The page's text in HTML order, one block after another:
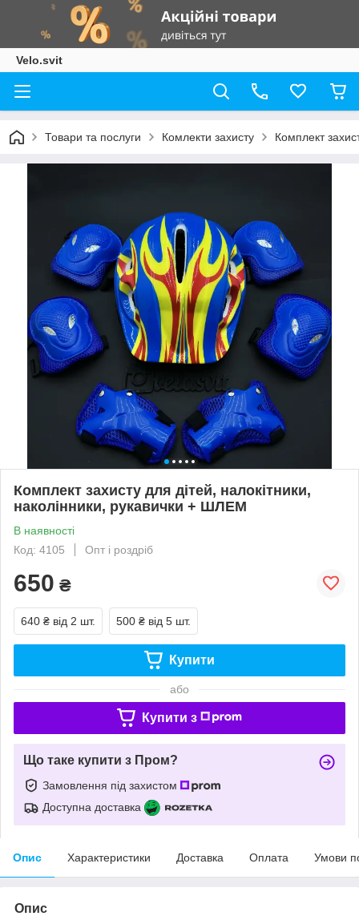
Velo.svit
Товари та послуги Комлекти захисту Комплект
Комплект захисту для дітей, налокітники,
наколінники, рукавички + ШЛЕМ
В наявності
Код: 4105
Опт і роздріб
650 ₴
640 ₴ від 2 шт. 500 ₴ від 5 шт.
Купити
або
Купити з
Що таке купити з Пром?
Замовлення під захистом
Доступна доставка
Опис Характеристики Доставка Оплата Умови
Опис